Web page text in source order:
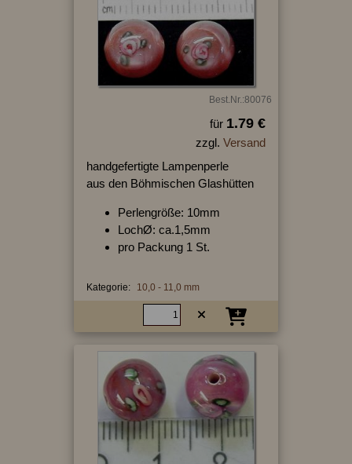
Best.Nr.:80076
für 1.79 €
zzgl. Versand
handgefertigte Lampenperle
aus den Böhmischen Glashütten
Perlengröße: 10mm
LochØ: ca.1,5mm
pro Packung 1 St.
Kategorie: 10,0 - 11,0 mm